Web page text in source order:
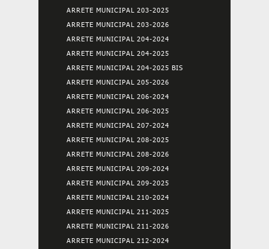
ARRETE MUNICIPAL 203-2025
ARRETE MUNICIPAL 203-2026
ARRETE MUNICIPAL 204-2024
ARRETE MUNICIPAL 204-2025
ARRETE MUNICIPAL 204-2025 BIS
ARRETE MUNICIPAL 205-2026
ARRETE MUNICIPAL 206-2024
ARRETE MUNICIPAL 206-2025
ARRETE MUNICIPAL 207-2024
ARRETE MUNICIPAL 208-2025
ARRETE MUNICIPAL 208-2026
ARRETE MUNICIPAL 209-2024
ARRETE MUNICIPAL 209-2025
ARRETE MUNICIPAL 210-2024
ARRETE MUNICIPAL 211-2025
ARRETE MUNICIPAL 211-2026
ARRETE MUNICIPAL 212-2024